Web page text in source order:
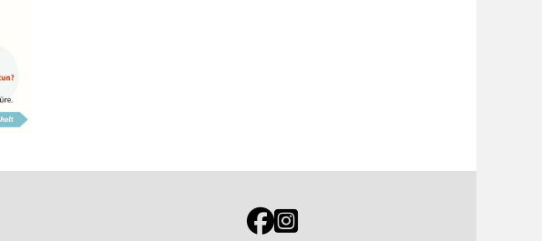
Link zur Jugendportal Facebookseite
Link zur Jugendportal Instagramseite